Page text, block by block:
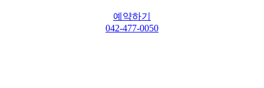
예약하기
042-477-0050